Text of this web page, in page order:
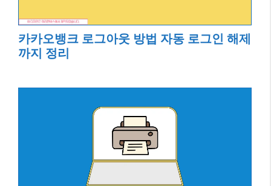
카카오뱅크 로그아웃 방법 자동 로그인 해제
까지 정리